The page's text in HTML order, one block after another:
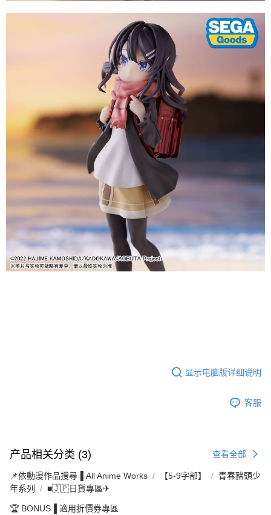
显示电脑版详细说明
客服
产品相关分类 (3) 查看全部
📌依動漫作品搜尋▐ All Anime Works 【5-9字部】
青春豬頭少
年系列
■🇯🇵日貨專區✈
🏆 BONUS▐ 適用折價券專區